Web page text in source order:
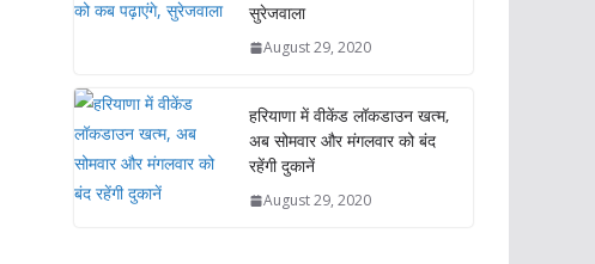
सुरेजवाला
August 29, 2020
हरियाणा में वीकेंड लॉकडाउन खत्म,
अब सोमवार और मंगलवार को बंद
रहेंगी दुकानें
August 29, 2020